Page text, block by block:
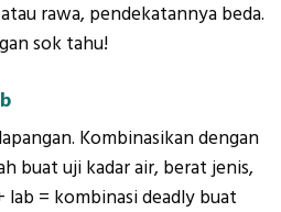
rawa, pendekatannya beda.
sok tahu!
Kombinasikan dengan
buat uji kadar air, berat jenis,
lab = kombinasi deadly buat